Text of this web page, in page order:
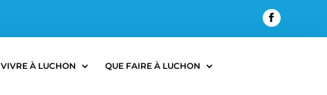
VIVRE À LUCHON QUE FAIRE À LUCHON